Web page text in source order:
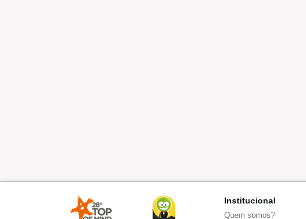
Institucional
Quem somos?